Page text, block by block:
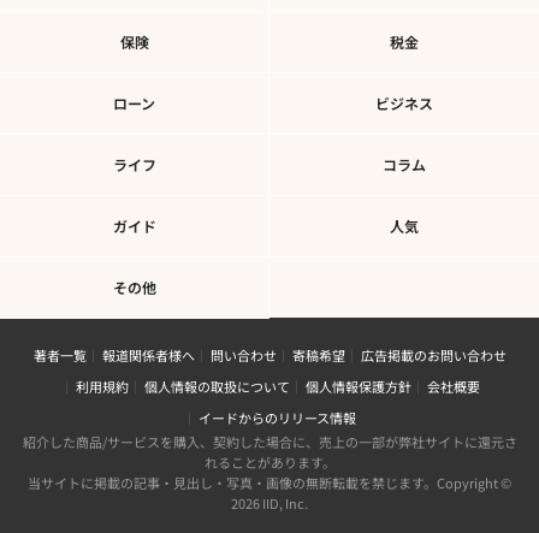
保険 税金
ローン ビジネス
ライフ コラム
ガイド 人気
その他
著者一覧 報道関係者様へ 問い合わせ 寄稿希望
広告掲載のお問い合わせ
利用規約
個人情報の取扱について 個人情報保護方針
会社概要
イードからのリリース情報
紹介した商品/サービスを購入、契約した場合に、売上の一部が弊社サイトに還元さ
れることがあります。
当サイトに掲載の記事・見出し・写真・画像の無断転載を禁じます。Copyright ©
2026 IID, Inc.